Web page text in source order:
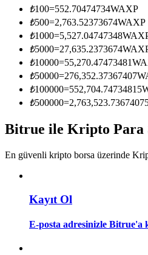
Kopya Tüccarı Olun
Kâr paylaşımı ve kopya ticaret
₺100=552.70474734WAXP
₺500=2,763.52373674WAXP
₺1000=5,527.04747348
₺5000=27,635.2373674
₺10000=55,270.47473481
₺50000=276,352.37367407
₺100000=552,704.74734815
₺500000=
Bitrue ile Kripto Para
En güvenli kripto borsa üzerinde
Kayıt Ol
E-posta adresinizle Bitrue'a